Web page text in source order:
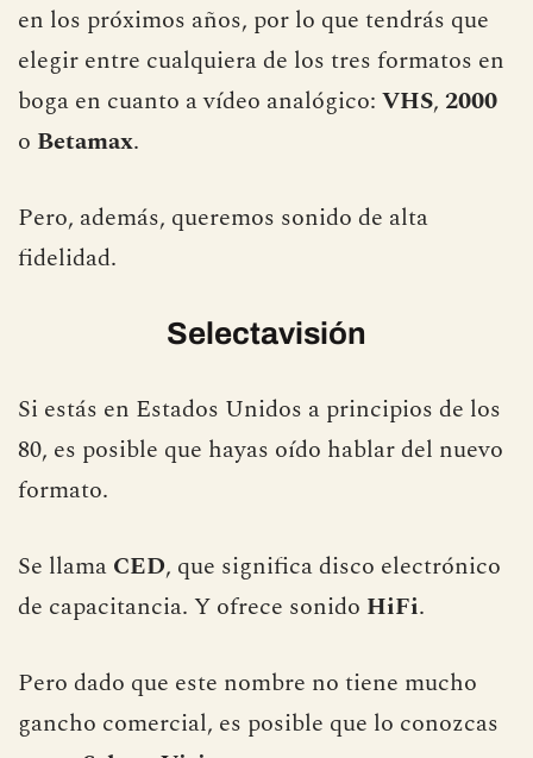
en los próximos años, por lo que tendrás que
elegir entre cualquiera de los tres formatos en
boga en cuanto a vídeo analógico: VHS, 2000
o Betamax.
Pero, además, queremos sonido de alta
fidelidad.
Selectavisión
Si estás en Estados Unidos a principios de los
80, es posible que hayas oído hablar del nuevo
formato.
Se llama CED, que significa disco electrónico
de capacitancia. Y ofrece sonido HiFi.
Pero dado que este nombre no tiene mucho
gancho comercial, es posible que lo conozcas